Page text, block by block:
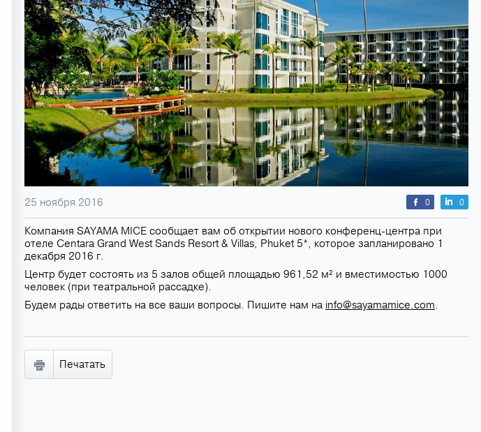
25 ноября 2016 0 0
Компания SAYAMA MICE сообщает вам об открытии нового конференц-центра при
отеле Centara Grand West Sands Resort & Villas, Phuket 5*, которое запланировано 1
декабря 2016 г.
Центр будет состоять из 5 залов общей площадью 961,52 м² и вместимостью 1000
человек (при театральной рассадке).
Будем рады ответить на все ваши вопросы. Пишите нам на info@sayamamice.com.
Печатать